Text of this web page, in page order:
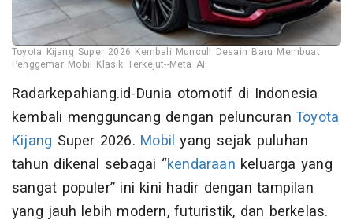
Toyota Kijang Super 2026 Kembali Muncul! Desain Baru Membuat
Penggemar Mobil Klasik Terkejut--Meta AI
Radarkepahiang.id-Dunia otomotif di Indonesia
kembali mengguncang dengan peluncuran Toyota
Kijang Super 2026. Mobil yang sejak puluhan
tahun dikenal sebagai “kendaraan keluarga yang
sangat populer” ini kini hadir dengan tampilan
yang jauh lebih modern, futuristik, dan berkelas.